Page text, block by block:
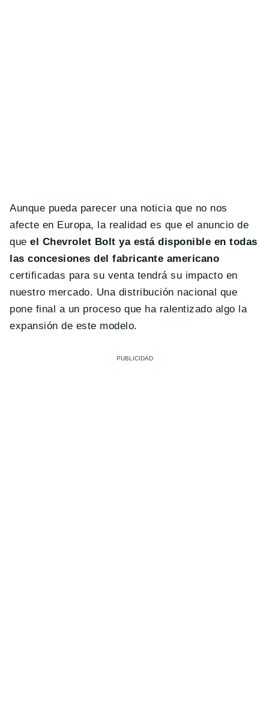
Aunque pueda parecer una noticia que no nos
afecte en Europa, la realidad es que el anuncio de
queel Chevrolet Bolt ya está disponible en todas
las concesiones del fabricante americano
certificadas para su venta tendrá su impacto en
nuestro mercado. Una distribución nacional que
pone final a un proceso que ha ralentizado algo la
expansión de este modelo.